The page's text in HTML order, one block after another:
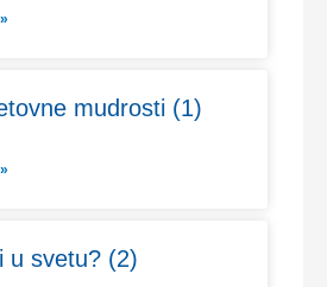
mudrosti (1)
u svetu? (2)